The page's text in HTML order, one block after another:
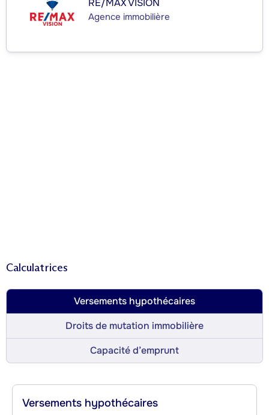
RE/MAX VISION
Agence immobilière
Calculatrices
Versements hypothécaires
Droits de mutation immobilière
Capacité d’emprunt
Versements hypothécaires